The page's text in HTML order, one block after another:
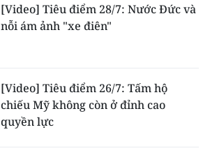
[Video] Tiêu điểm 28/7: Nước Đức và
nỗi ám ảnh "xe điên"
[Video] Tiêu điểm 26/7: Tấm hộ
chiếu Mỹ không còn ở đỉnh cao
quyền lực